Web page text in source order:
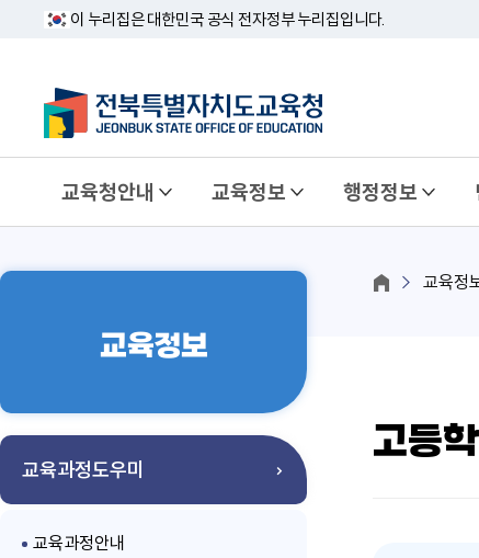
이 누리집은 대한민국 공식 전자정부 누리집입니다.
교육청안내 교육정보 행정정보
교육정보
교육과정도우미
교육과정안내
교육정
고등